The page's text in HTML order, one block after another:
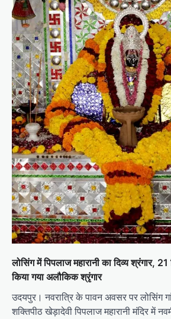
लोसिंग में पिपलाज महारानी का दिव्य श्रंगार,
किया गया अलौकिक श्रृंगार
उदयपुर। नवरात्रि के पावन अवसर पर लोसिंग
शक्तिपीठ खेड़ादेवी पिपलाज महारानी मंदिर में